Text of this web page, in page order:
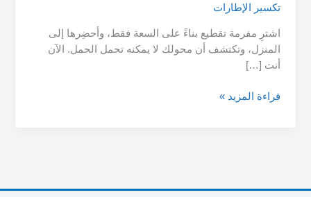
تكسير الإطارات
اشترِ مفرمة تقطيع بناءً على السعة فقط، وأحضِرها إلى
المنزل، وتكتشف أن محولك لا يمكنه تحمل الحمل. الآن
أنت […]
قراءة المزيد »